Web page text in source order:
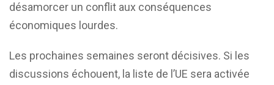
désamorcer un conflit aux conséquences
économiques lourdes.
Les prochaines semaines seront décisives. Si les
discussions échouent, la liste de l’UE sera activée